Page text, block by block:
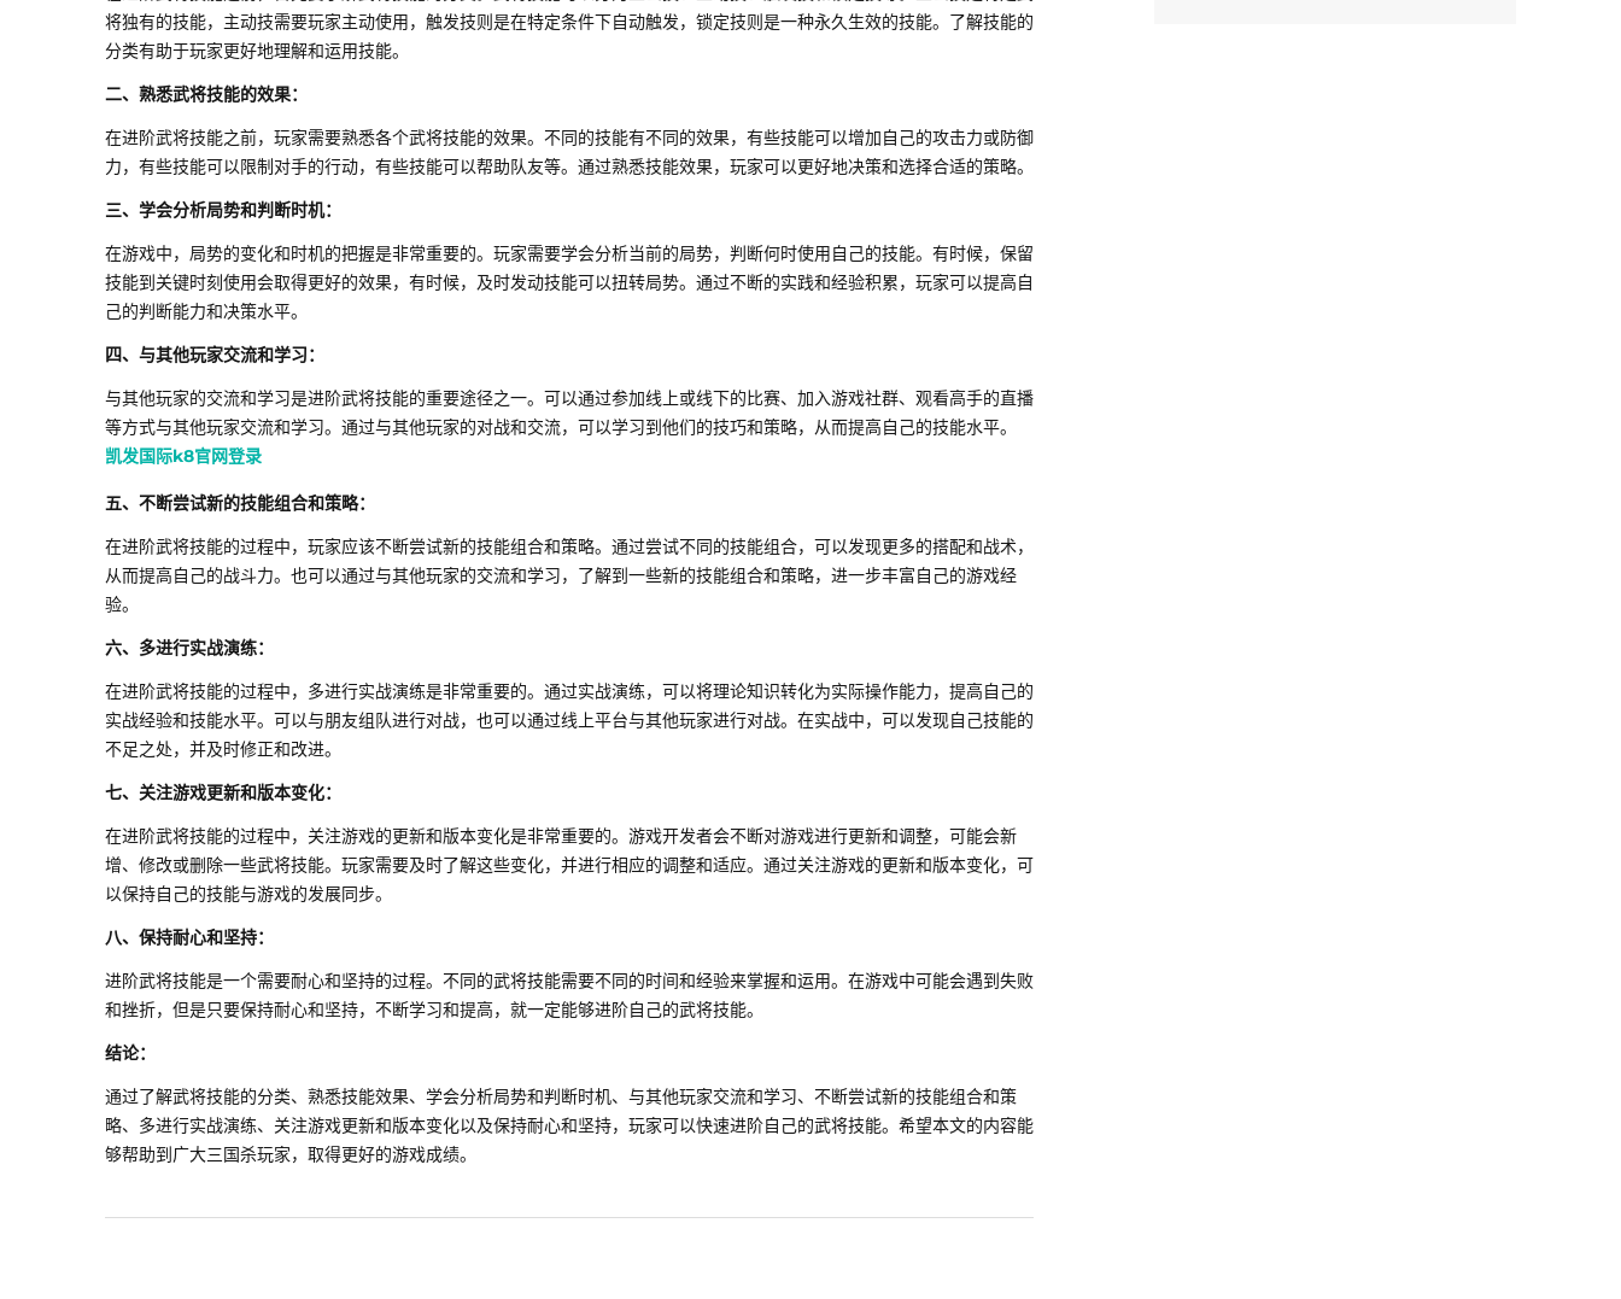
将独有的技能，主动技需要玩家主动使用，触发技则是在特定条件下自动触发，锁定技则是一种永久生效的技能。了解技能的
分类有助于玩家更好地理解和运用技能。
二、熟悉武将技能的效果：
在进阶武将技能之前，玩家需要熟悉各个武将技能的效果。不同的技能有不同的效果，有些技能可以增加自己的攻击力或防御
力，有些技能可以限制对手的行动，有些技能可以帮助队友等。通过熟悉技能效果，玩家可以更好地决策和选择合适的策略。
三、学会分析局势和判断时机：
在游戏中，局势的变化和时机的把握是非常重要的。玩家需要学会分析当前的局势，判断何时使用自己的技能。有时候，保留
技能到关键时刻使用会取得更好的效果，有时候，及时发动技能可以扭转局势。通过不断的实践和经验积累，玩家可以提高自
己的判断能力和决策水平。
四、与其他玩家交流和学习：
与其他玩家的交流和学习是进阶武将技能的重要途径之一。可以通过参加线上或线下的比赛、加入游戏社群、观看高手的直播
等方式与其他玩家交流和学习。通过与其他玩家的对战和交流，可以学习到他们的技巧和策略，从而提高自己的技能水平。
凯发国际k8官网登录
五、不断尝试新的技能组合和策略：
在进阶武将技能的过程中，玩家应该不断尝试新的技能组合和策略。通过尝试不同的技能组合，可以发现更多的搭配和战术，
从而提高自己的战斗力。也可以通过与其他玩家的交流和学习，了解到一些新的技能组合和策略，进一步丰富自己的游戏经
验。
六、多进行实战演练：
在进阶武将技能的过程中，多进行实战演练是非常重要的。通过实战演练，可以将理论知识转化为实际操作能力，提高自己的
实战经验和技能水平。可以与朋友组队进行对战，也可以通过线上平台与其他玩家进行对战。在实战中，可以发现自己技能的
不足之处，并及时修正和改进。
七、关注游戏更新和版本变化：
在进阶武将技能的过程中，关注游戏的更新和版本变化是非常重要的。游戏开发者会不断对游戏进行更新和调整，可能会新
增、修改或删除一些武将技能。玩家需要及时了解这些变化，并进行相应的调整和适应。通过关注游戏的更新和版本变化，可
以保持自己的技能与游戏的发展同步。
八、保持耐心和坚持：
进阶武将技能是一个需要耐心和坚持的过程。不同的武将技能需要不同的时间和经验来掌握和运用。在游戏中可能会遇到失败
和挫折，但是只要保持耐心和坚持，不断学习和提高，就一定能够进阶自己的武将技能。
结论：
通过了解武将技能的分类、熟悉技能效果、学会分析局势和判断时机、与其他玩家交流和学习、不断尝试新的技能组合和策
略、多进行实战演练、关注游戏更新和版本变化以及保持耐心和坚持，玩家可以快速进阶自己的武将技能。希望本文的内容能
够帮助到广大三国杀玩家，取得更好的游戏成绩。